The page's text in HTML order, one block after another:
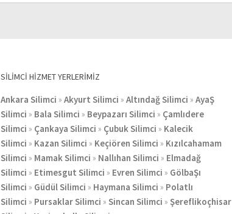
SILIMCI HIZMET YERLERIMIZ
Ankara Silimci » Akyurt Silimci » Altındağ Silimci » AyaŞ
Silimci » Bala Silimci » Beypazarı Silimci » Çamlıdere
Silimci » Çankaya Silimci » Çubuk Silimci » Kalecik
Silimci » Kazan Silimci » Keçiören Silimci » Kızılcahamam
Silimci » Mamak Silimci » Nallıhan Silimci » Elmadağ
Silimci » Etimesgut Silimci » Evren Silimci » GölbaŞı
Silimci » Güdül Silimci » Haymana Silimci » Polatlı
Silimci » Pursaklar Silimci » Sincan Silimci » Şereflikoçhisar